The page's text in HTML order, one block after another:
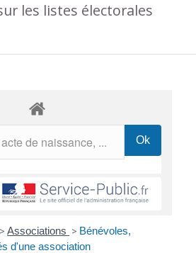
les listes électorales
> Associations > Bénévoles,
d'une association